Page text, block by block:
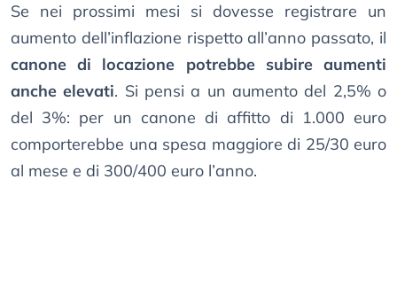
Se nei prossimi mesi si dovesse registrare un
aumento dell’inflazione rispetto all’anno passato, il
canone di locazione potrebbe subire aumenti
anche elevati. Si pensi a un aumento del 2,5% o
del 3%: per un canone di affitto di 1.000 euro
comporterebbe una spesa maggiore di 25/30 euro
al mese e di 300/400 euro l’anno.